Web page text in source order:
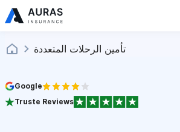
تأمين الرحلات المتعددة
Google
Truste Reviews